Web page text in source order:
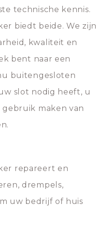
technische kennis.
biedt beide. We zijn
kwaliteit en
bent naar een
buitengesloten
slot nodig heeft, u
maken van
repareert en
drempels,
uw bedrijf of huis